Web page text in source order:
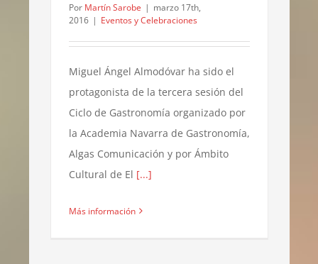
Por Martín Sarobe | marzo 17th,
2016 | Eventos y Celebraciones
Miguel Ángel Almodóvar ha sido el
protagonista de la tercera sesión del
Ciclo de Gastronomía organizado por
la Academia Navarra de Gastronomía,
Algas Comunicación y por Ámbito
Cultural de El [...]
Más información